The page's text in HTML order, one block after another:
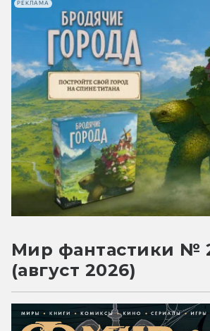
РЕКЛАМА
Мир фантастики №
(август 2026)